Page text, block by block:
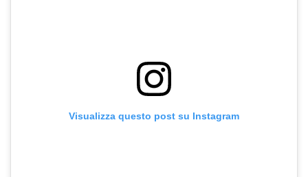
Visualizza questo post su Instagram